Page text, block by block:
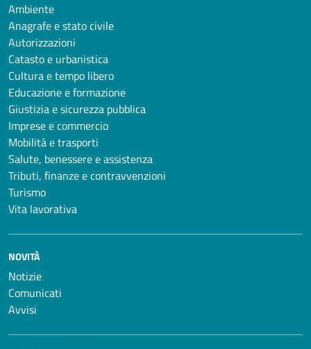
Ambiente
Anagrafe e stato civile
Autorizzazioni
Catasto e urbanistica
Cultura e tempo libero
Educazione e formazione
Giustizia e sicurezza pubblica
Imprese e commercio
Mobilità e trasporti
Salute, benessere e assistenza
Tributi, finanze e contravvenzioni
Turismo
Vita lavorativa
NOVITÀ
Notizie
Comunicati
Avvisi